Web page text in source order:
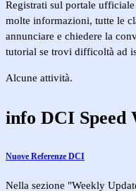
Registrati sul portale
molte informazioni, tutte le
annunciare e chiedere la
tutorial se trovi difficoltà ad
Alcune attività.
info DCI Speed
Nuove Referenze DCI
Nella sezione "Weekly